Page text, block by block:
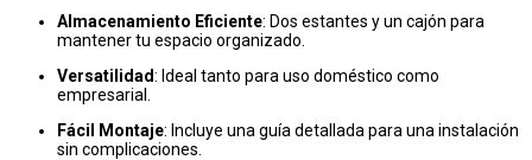
Almacenamiento Eficiente: Dos estantes y un cajón para
mantener tu espacio organizado.
Versatilidad: Ideal tanto para uso doméstico como
empresarial.
Fácil Montaje: Incluye una guía detallada para una instalación
sin complicaciones.